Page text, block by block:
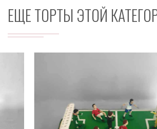
ЕЩЕ ТОРТЫ ЭТОЙ